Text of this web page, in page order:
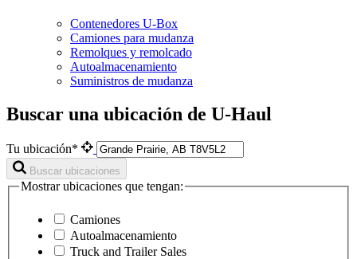
Contenedores U-Box
Camiones para mudanza
Remolques y remolcado
Autoalmacenamiento
Suministros de mudanza
Buscar una ubicación de U-Haul
Tu ubicación*
Buscar ubicaciones
Mostrar ubicaciones que tengan:
Camiones
Autoalmacenamiento
Truck and Trailer Sales